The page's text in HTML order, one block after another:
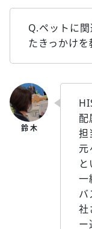
Q.ペットに
たきっかけを
配
担
元
一
バ
社
ー